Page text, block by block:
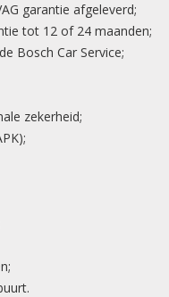
garantie afgeleverd;
tot 12 of 24 maanden;
Bosch Car Service;
zekerheid;